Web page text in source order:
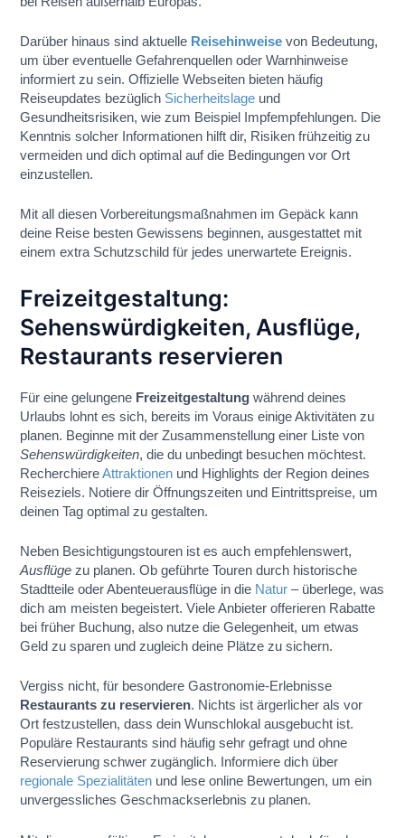
Darüber hinaus sind aktuelle Reisehinweise von Bedeutung,
um über eventuelle Gefahrenquellen oder Warnhinweise
informiert zu sein. Offizielle Webseiten bieten häufig
Reiseupdates bezüglich Sicherheitslage und
Gesundheitsrisiken, wie zum Beispiel Impfempfehlungen. Die
Kenntnis solcher Informationen hilft dir, Risiken frühzeitig zu
vermeiden und dich optimal auf die Bedingungen vor Ort
einzustellen.
Mit all diesen Vorbereitungsmaßnahmen im Gepäck kann
deine Reise besten Gewissens beginnen, ausgestattet mit
einem extra Schutzschild für jedes unerwartete Ereignis.
Freizeitgestaltung:
Sehenswürdigkeiten, Ausflüge,
Restaurants reservieren
Für eine gelungene Freizeitgestaltung während deines
Urlaubs lohnt es sich, bereits im Voraus einige Aktivitäten zu
planen. Beginne mit der Zusammenstellung einer Liste von
Sehenswürdigkeiten, die du unbedingt besuchen möchtest.
RecherchiereAttraktionen und Highlights der Region deines
Reiseziels. Notiere dir Öffnungszeiten und Eintrittspreise, um
deinen Tag optimal zu gestalten.
Neben Besichtigungstouren ist es auch empfehlenswert,
Ausflüge zu planen. Ob geführte Touren durch historische
Stadtteile oder Abenteuerausflüge in die Natur – überlege, was
dich am meisten begeistert. Viele Anbieter offerieren Rabatte
bei früher Buchung, also nutze die Gelegenheit, um etwas
Geld zu sparen und zugleich deine Plätze zu sichern.
Vergiss nicht, für besondere Gastronomie-Erlebnisse
Restaurants zu reservieren. Nichts ist ärgerlicher als vor
Ort festzustellen, dass dein Wunschlokal ausgebucht ist.
Populäre Restaurants sind häufig sehr gefragt und ohne
Reservierung schwer zugänglich. Informiere dich über
regionale Spezialitäten und lese online Bewertungen, um ein
unvergessliches Geschmackserlebnis zu planen.